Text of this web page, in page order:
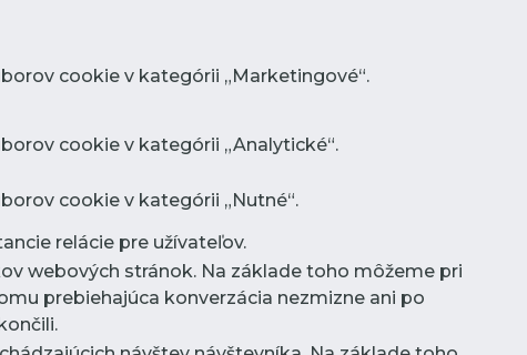
cookie v kategórii „Marketingové“.
cookie v kategórii „Analytické“.
cookie v kategórii „Nutné“.
relácie pre užívateľov.
webových stránok. Na základe toho môžeme pri
prebiehajúca konverzácia nezmizne ani po